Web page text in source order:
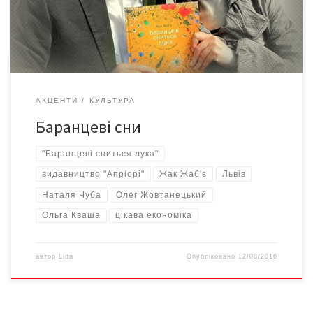
жартівливий псевдонім цілком серйозного чоловіка, викладача
Львівського національного університету ім. Івана […]
АКЦЕНТИ КУЛЬТУРА
Баранцеві сни
"Баранцеві сниться лука"
видавництво "Апріорі" Жак Жаб'є Львів
Наталя Чуба Олег Жовтанецький
Ольга Кваша цікава економіка
автор Lida Опубліковано 12/08/2016